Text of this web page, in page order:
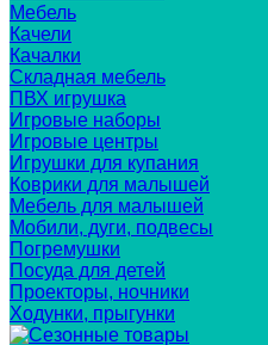
Мебель
Качели
Качалки
Складная мебель
ПВХ игрушка
Игровые наборы
Игровые центры
Игрушки для купания
Коврики для малышей
Мебель для малышей
Мобили, дуги, подвесы
Погремушки
Посуда для детей
Проекторы, ночники
Ходунки, прыгунки